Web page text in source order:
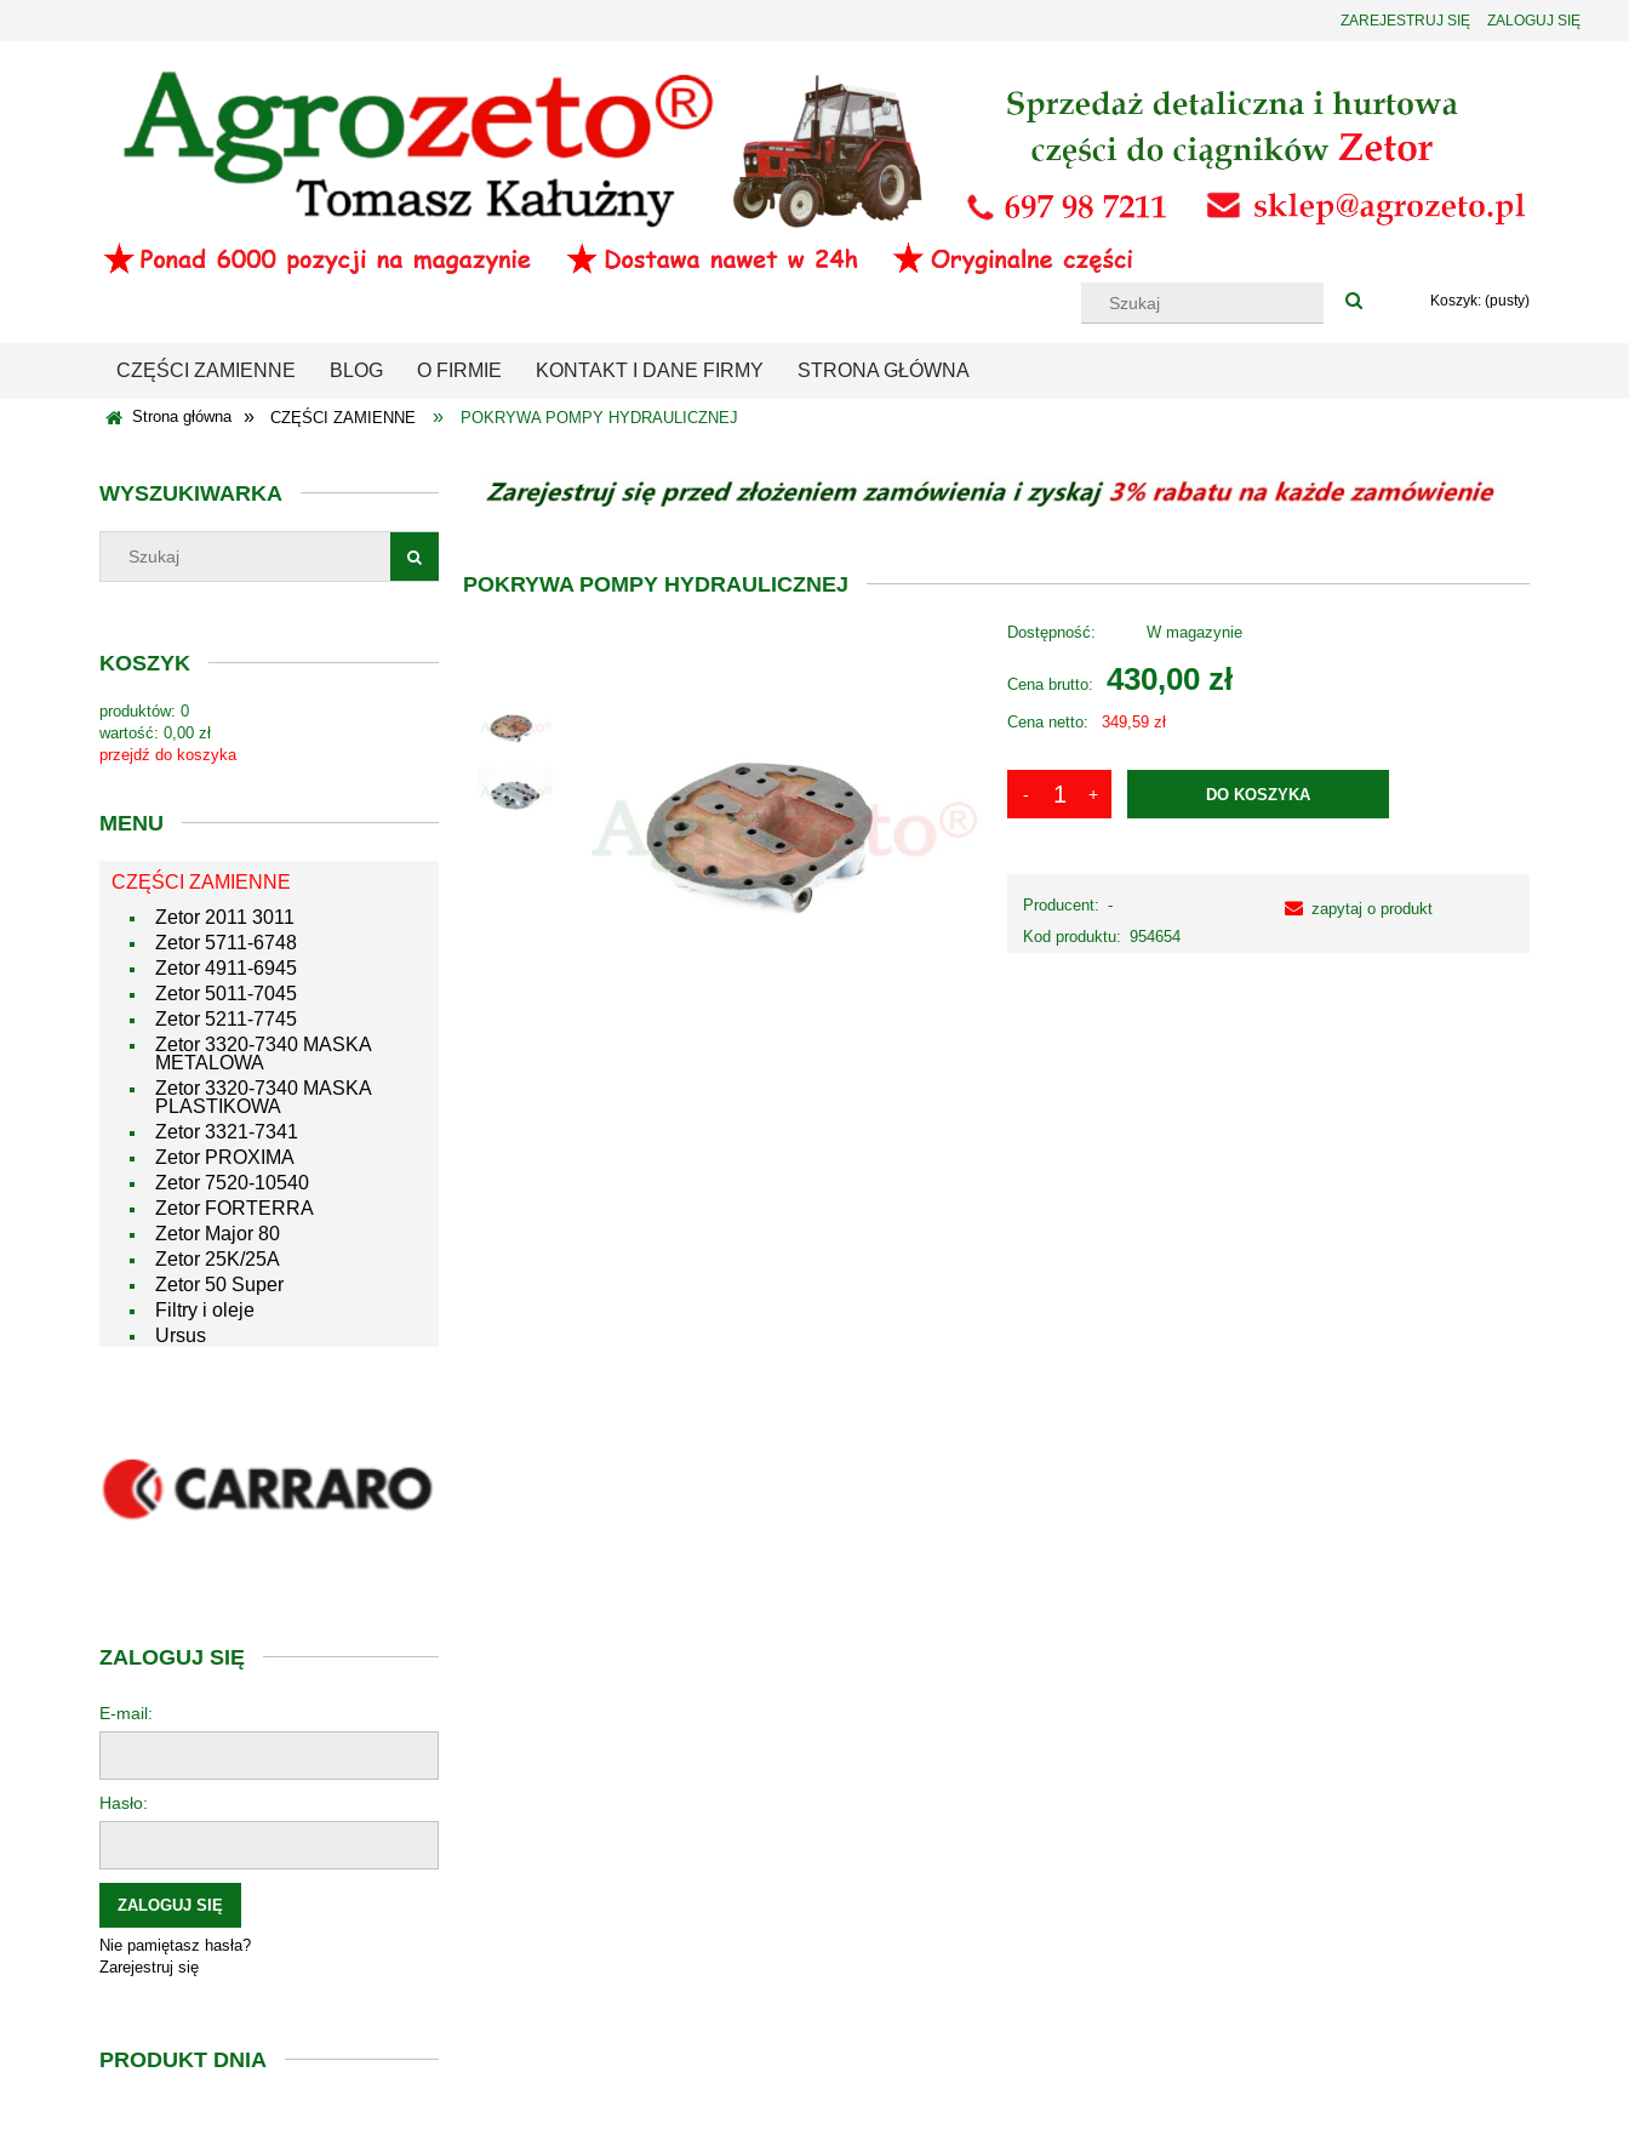
ZAREJESTRUJ SIĘ ZALOGUJ SIĘ
Koszyk: (pusty)
CZĘŚCI ZAMIENNE BLOG O FIRMIE KONTAKT I DANE FIRMY STRONA GŁÓWNA
Strona główna » CZĘŚCI ZAMIENNE » POKRYWA POMPY HYDRAULICZNEJ
WYSZUKIWARKA
KOSZYK
produktów: 0
wartość: 0,00 zł
przejdź do koszyka
MENU
CZĘŚCI ZAMIENNE
Zetor 2011 3011
Zetor 5711-6748
Zetor 4911-6945
Zetor 5011-7045
Zetor 5211-7745
Zetor 3320-7340 MASKA
METALOWA
Zetor 3320-7340 MASKA
PLASTIKOWA
Zetor 3321-7341
Zetor PROXIMA
Zetor 7520-10540
Zetor FORTERRA
Zetor Major 80
Zetor 25K/25A
Zetor 50 Super
Filtry i oleje
Ursus
ZALOGUJ SIĘ
E-mail:
Hasło:
ZALOGUJ SIĘ
Nie pamiętasz hasła?
Zarejestruj się
PRODUKT DNIA
POKRYWA POMPY HYDRAULICZNEJ
Dostępność: W magazynie
Cena brutto: 430,00 zł
Cena netto: 349,59 zł
DO KOSZYKA
Producent: -
Kod produktu: 954654
zapytaj o produkt